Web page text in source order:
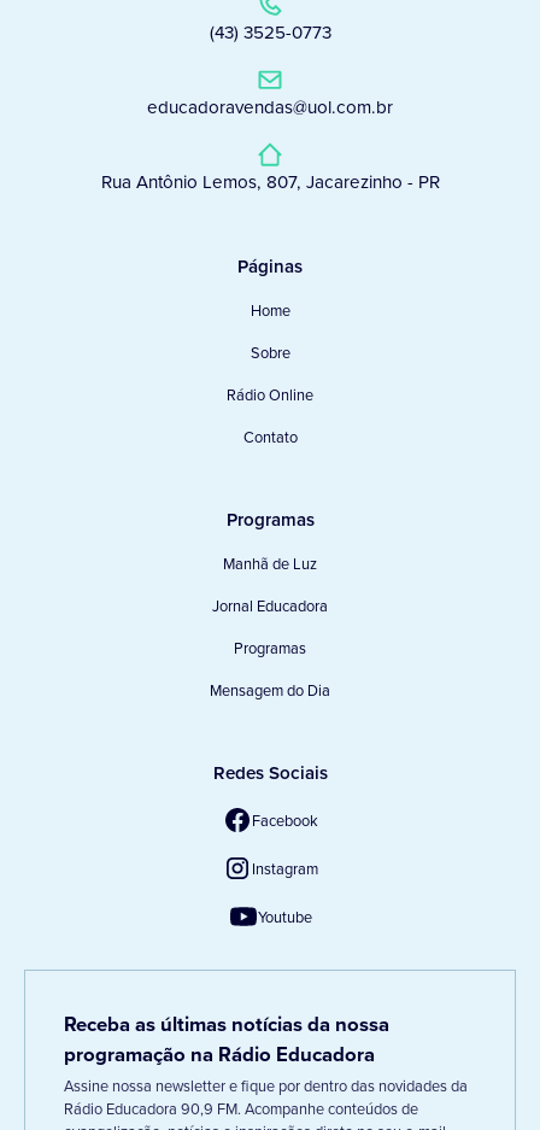
(43) 3525-0773
educadoravendas@uol.com.br
Rua Antônio Lemos, 807, Jacarezinho - PR
Páginas
Home
Sobre
Rádio Online
Contato
Programas
Manhã de Luz
Jornal Educadora
Programas
Mensagem do Dia
Redes Sociais
Facebook
Instagram
Youtube
Receba as últimas notícias da nossa
programação na Rádio Educadora
Assine nossa newsletter e fique por dentro das novidades da
Rádio Educadora 90,9 FM. Acompanhe conteúdos de